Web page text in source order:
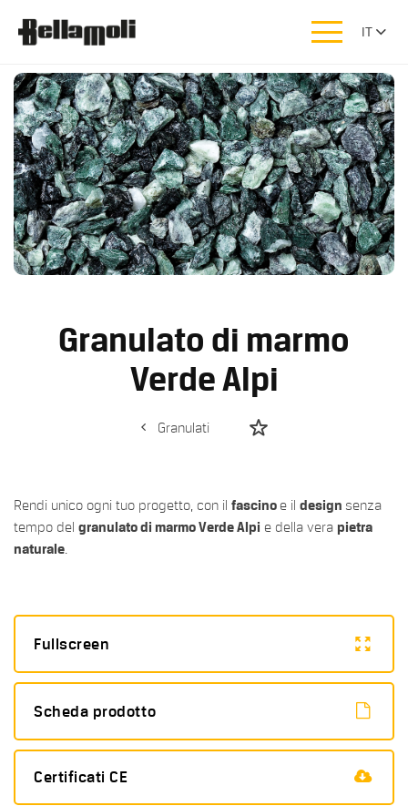
IT
Granulato di marmo
Verde Alpi
Granulati
Rendi unico ogni tuo progetto, con il fascino e il design senza
tempo del granulato di marmo Verde Alpi e della vera pietra
naturale
Fullscreen
Scheda prodotto
Certificati CE